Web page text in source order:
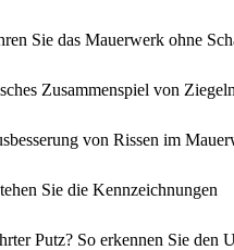
Sie das Mauerwerk ohne
Zusammenspiel von
von Rissen im
Sie die Kennzeichnungen
Putz? So erkennen Sie den